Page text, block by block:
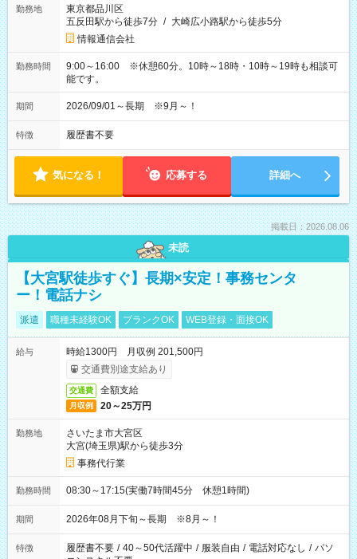
勤務地
東京都品川区
五反田駅から徒歩7分 / 大崎広小路駅から徒歩5分
情報通信会社
勤務時間
9:00～16:00 ※休憩60分。10時～18時・10時～19時も相談可
能です。
期間 2026/09/01～長期 ※9月～！
特徴 履歴書不要
気になる！ 応募する 詳細へ
掲載日：2026.08.06
未読
【大宮駅徒歩すぐ】長期×安定！事務センタ
ー！電話ナシ
派遣 職種未経験OK ブランクOK WEB登録・面接OK
給与
時給1300円 月収例 201,500円
交通費別途支給あり
交通費 全額支給
月収例 20～25万円
勤務地
さいたま市大宮区
大宮(埼玉県)駅から徒歩3分
事務代行業
勤務時間 08:30～17:15(実働7時間45分 休憩1時間)
期間 2026年08月下旬～長期 ※8月～！
特徴 履歴書不要 / 40～50代活躍中 / 服装自由 / 電話対応なし / パソ